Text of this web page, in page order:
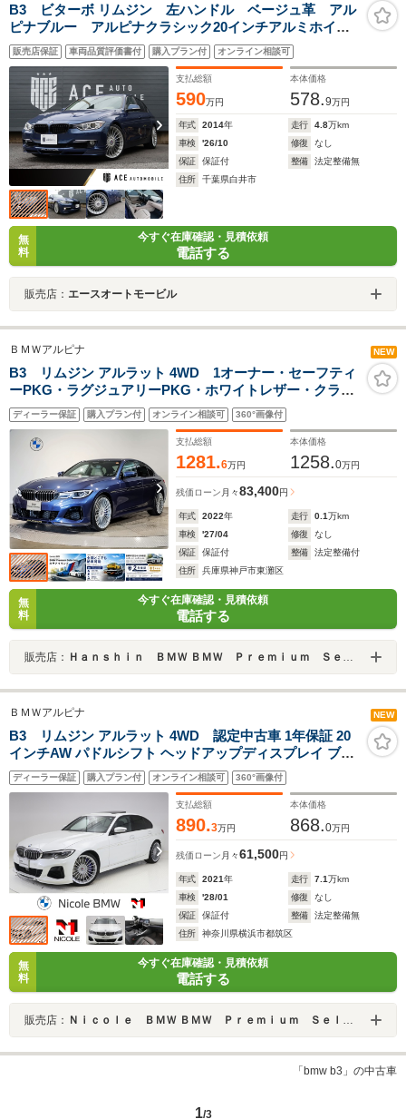
B3 ビターボ リムジン 左ハンドル ベージュ革 アル
ピナブルー アルピナクラシック20インチアルミホイー
ル シートヒーター パワーシート ナビ サイドカメ
ラ バックカメラ クルーズコントロール
販売店保証 車両品質評価書付 購入プラン付 オンライン相談可
支払総額
590万円
本体価格
578.9万円
年式 2014年 走行 4.8万km
車検
'26/10 修復
なし
保証
保証付 整備
法定整備無
住所
千葉県白井市
無
料
今すぐ在庫確認・見積依頼
電話する
販売店： エースオートモービル
ＢＭＷアルピナ NEW
B3 リムジン アルラット 4WD 1オーナー・セーフティ
ーPKG・ラグジュアリーPKG・ホワイトレザー・クラッ
シック20AW・HarmanKardon・パドルシフト・オートト
ランク・パーキングアシストプラス・ヘッドUPディスプ
レイ・地デジ・ハンドルヒーター
ディーラー保証 購入プラン付 オンライン相談可 360°画像付
支払総額
1281.6万円
本体価格
1258.0万円
残価ローン 月々83,400円
年式 2022年 走行 0.1万km
車検
'27/04 修復
なし
保証
保証付 整備
法定整備付
住所
兵庫県神戸市東灘区
無
料
今すぐ在庫確認・見積依頼
電話する
販売店： Ｈａｎｓｈｉｎ ＢＭＷ ＢＭＷ Ｐｒｅｍｉｕｍ Ｓｅｌｅｃｔｉｏｎ 六甲アイランド
ＢＭＷアルピナ NEW
B3 リムジン アルラット 4WD 認定中古車 1年保証 20
インチAW パドルシフト ヘッドアップディスプレイ ブラ
ックレザーシート harman/kardon ガラスサンルーフ 全周
囲カメラ ステアリングヒーター 電動リアゲート 衝突軽減
ディーラー保証 購入プラン付 オンライン相談可 360°画像付
支払総額
890.3万円
本体価格
868.0万円
残価ローン 月々61,500円
年式 2021年 走行 7.1万km
車検
'28/01 修復
なし
保証
保証付 整備
法定整備無
住所
神奈川県横浜市都筑区
無
料
今すぐ在庫確認・見積依頼
電話する
販売店： Ｎｉｃｏｌｅ ＢＭＷ ＢＭＷ Ｐｒｅｍｉｕｍ Ｓｅｌｅｃｔｉｏｎ 横浜港北
「bmw b3」の中古車
1/3